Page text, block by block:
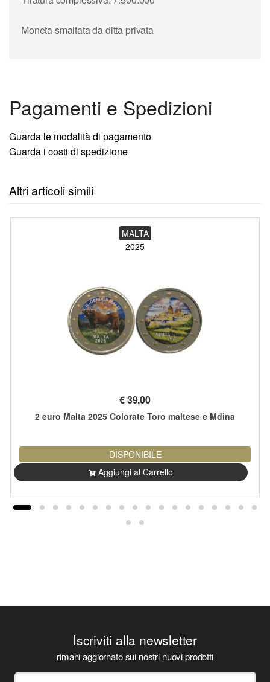
Moneta smaltata da ditta privata
Pagamenti e Spedizioni
Guarda le modalità di pagamento
Guarda i costi di spedizione
Altri articoli simili
MALTA
2025
€39,00
2 euro Malta 2025 Colorate Toro maltese e Mdina
DISPONIBILE
Aggiungi al Carrello
Iscriviti alla newsletter
rimani aggiornato sui nostri nuovi prodotti